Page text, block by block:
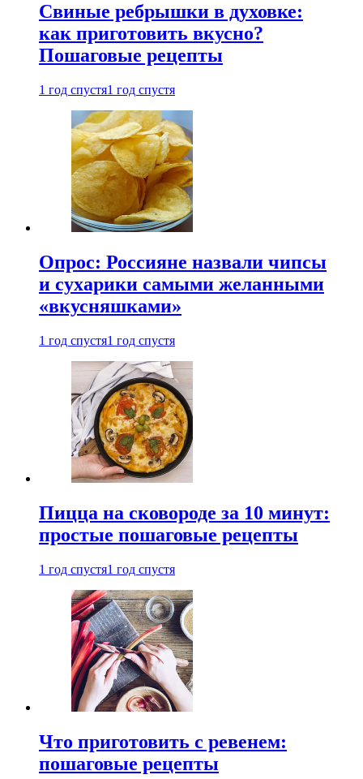
Свиные ребрышки в духовке:
как приготовить вкусно?
Пошаговые рецепты
1 год спустя1 год спустя
Опрос: Россияне назвали чипсы
и сухарики самыми желанными
«вкусняшками»
1 год спустя1 год спустя
Пицца на сковороде за 10 минут:
простые пошаговые рецепты
1 год спустя1 год спустя
Что приготовить с ревенем:
пошаговые рецепты